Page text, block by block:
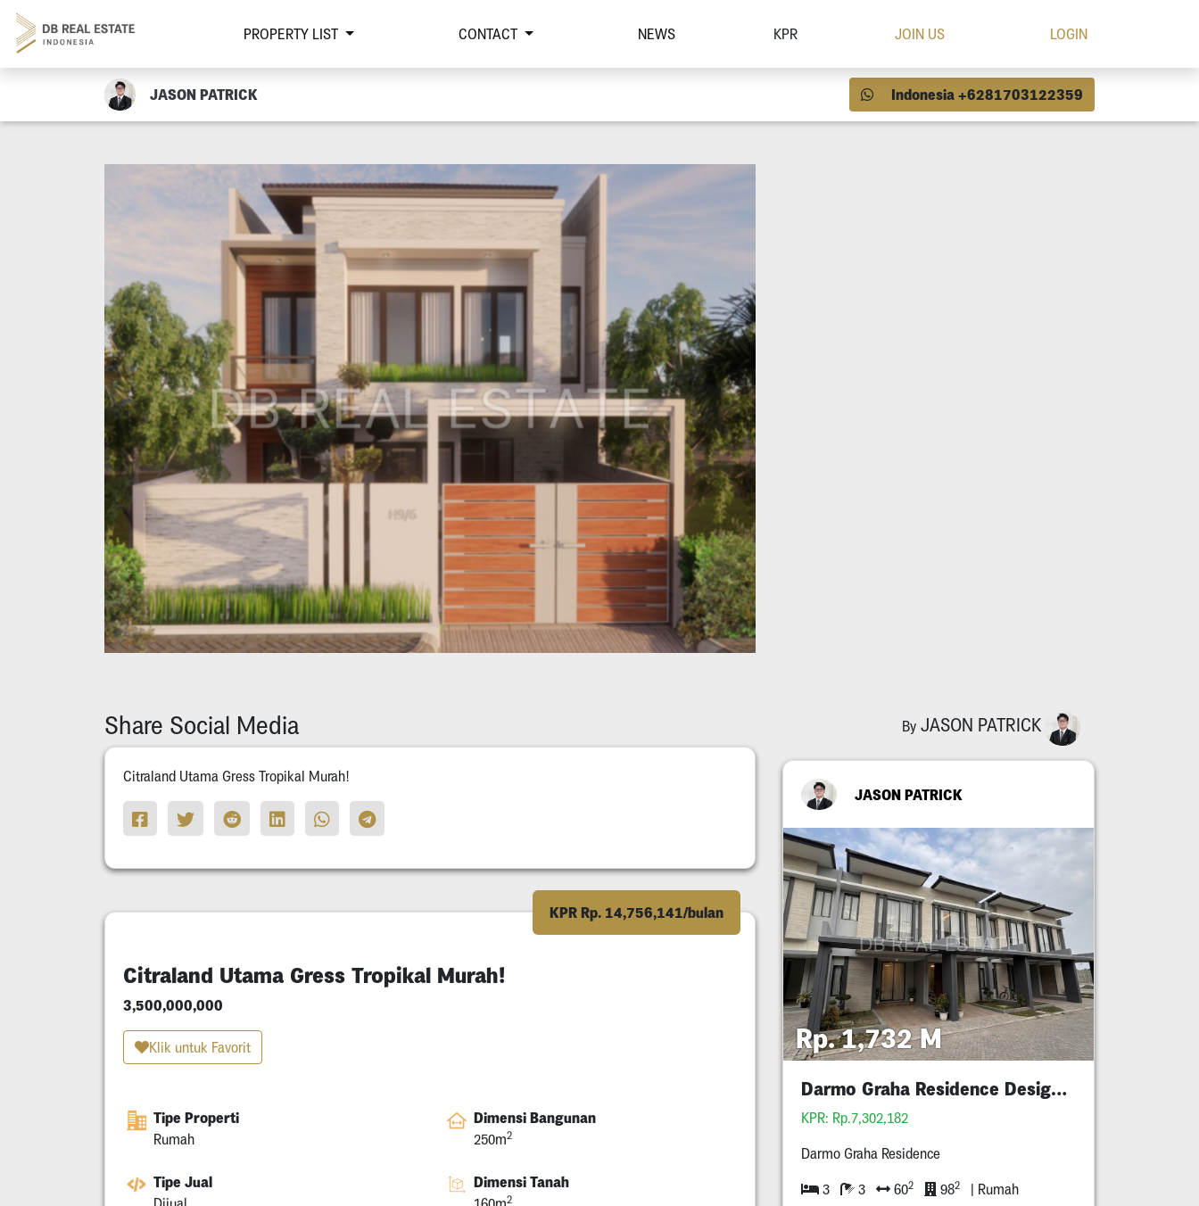
PROPERTY LIST CONTACT NEWS KPR JOIN US LOGIN
JASON PATRICK Indonesia +6281703122359
Share Social Media
Citraland Utama Gress Tropikal Murah!
KPR Rp. 14,756,141/bulan
Citraland Utama Gress Tropikal Murah!
3,500,000,000
Klik untuk Favorit
Tipe Properti
Rumah
Dimensi Bangunan
250m2
Tipe Jual Dimensi Tanah
2
By JASON PATRICK
JASON PATRICK
Rp. 1,732 M
Darmo Graha Residence Design Baru Mewah
KPR: Rp.7,302,182
Darmo Graha Residence
3 3 602 982 | Rumah